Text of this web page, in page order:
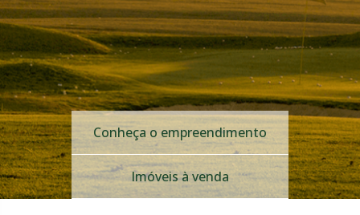
Conheça o empreendimento
Imóveis à venda